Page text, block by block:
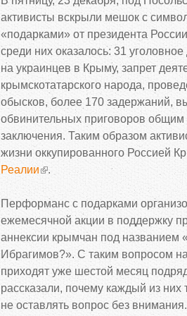
активисты вскрыли мешок с
«подарками» от президента
среди них оказалось: 31
на украинцев в Крыму, запрет
крымскотатарского народа,
обысков, более 170 задержаний,
обвинительных приговоров общим
заключения. Таким образом
жизни оккупированного Россией
Реалии
.
Перформанс с подарками
ежемесячной акции в поддержку
аннексии крымчан под названием
Ибрагимов?». С таким вопросом
приходят уже шестой месяц
рассказали, почему каждый из них
не оставлять вопрос без внимания.